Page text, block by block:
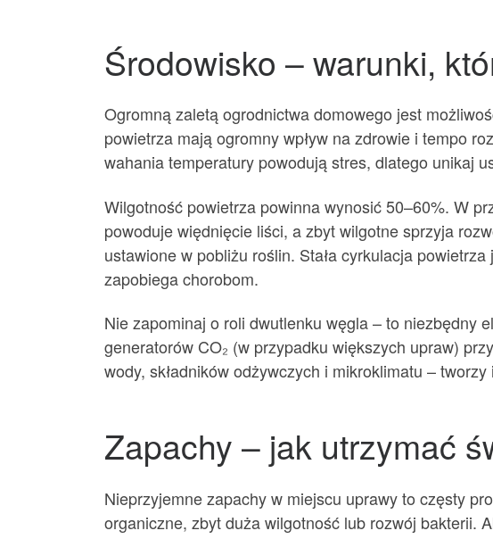
Środowisko – warunki,
Ogromną zaletą ogrodnictwa domowego jest
powietrza mają ogromny wpływ na zdrowie i tempo
wahania temperatury powodują stres, dlatego unikaj
Wilgotność powietrza powinna wynosić 50–60%. W
powoduje więdnięcie liści, a zbyt wilgotne sprzyja
ustawione w pobliżu roślin. Stała cyrkulacja
zapobiega chorobom.
Nie zapominaj o roli dwutlenku węgla – to niezbędny
generatorów CO₂ (w przypadku większych upraw)
wody, składników odżywczych i mikroklimatu –
Zapachy – jak utrzymać
Nieprzyjemne zapachy w miejscu uprawy to częsty
organiczne, zbyt duża wilgotność lub rozwój bakterii.